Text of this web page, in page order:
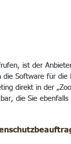
ist der
Software für
direkt in der
die Sie